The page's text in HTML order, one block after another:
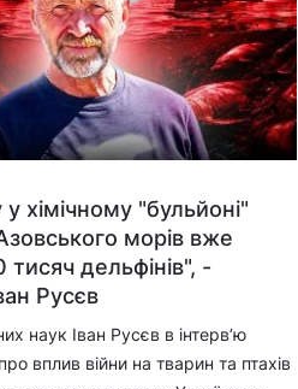
хімічному "бульйоні"
морів вже
тисяч дельфінів", -
Русєв
наук Іван Русєв в інтерв’ю
вплив війни на тварин та птахів